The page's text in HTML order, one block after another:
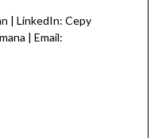
| LinkedIn: Cepy
| Email: